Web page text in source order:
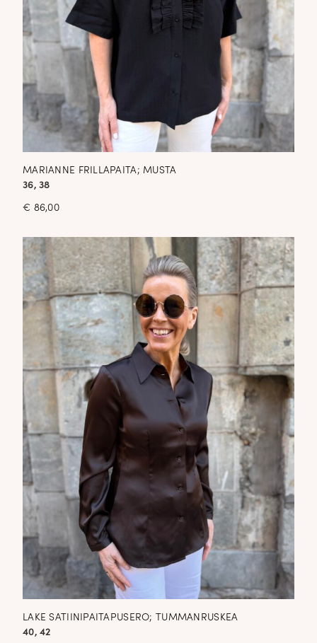
MARIANNE FRILLAPAITA; MUSTA
36, 38
€ 86,00
LAKE SATIINIPAITAPUSERO; TUMMANRUSKEA
40, 42